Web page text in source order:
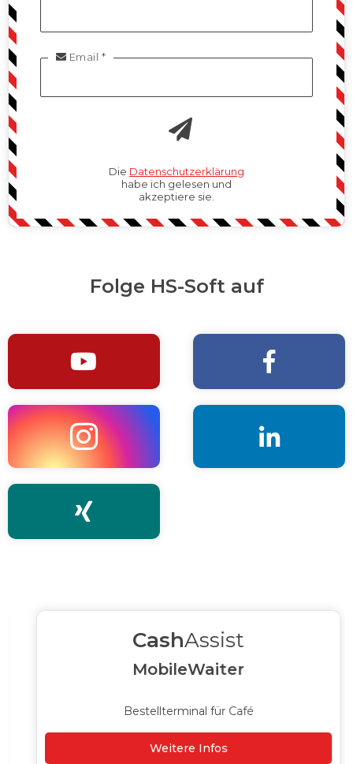
 Email *
Die Datenschutzerklärung
habe ich gelesen und
akzeptiere sie.
Folge HS-Soft auf
 
 

CashAssist
MobileWaiter
Bestellterminal für Café
Weitere Infos